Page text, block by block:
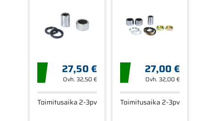
27,50 €
Ovh. 32,50 €
Toimitusaika 2-3pv
27,00 €
Ovh.32,00 €
Toimitusaika 2-3pv